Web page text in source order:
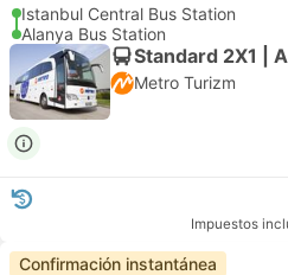
Istanbul Central Bus Station
Alanya Bus Station
Standard 2X1 |
Metro Turizm
Impuestos
Confirmación instantánea